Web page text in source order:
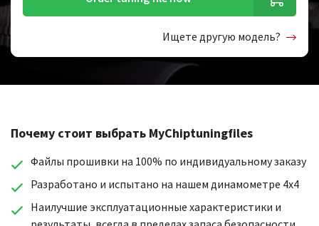
Ищете другую модель?
Почему стоит выбрать MyChiptuningfiles
Файлы прошивки на 100% по индивидуальному заказу
Разработано и испытано на нашем динамометре 4x4
Наилучшие эксплуатационные характеристики и